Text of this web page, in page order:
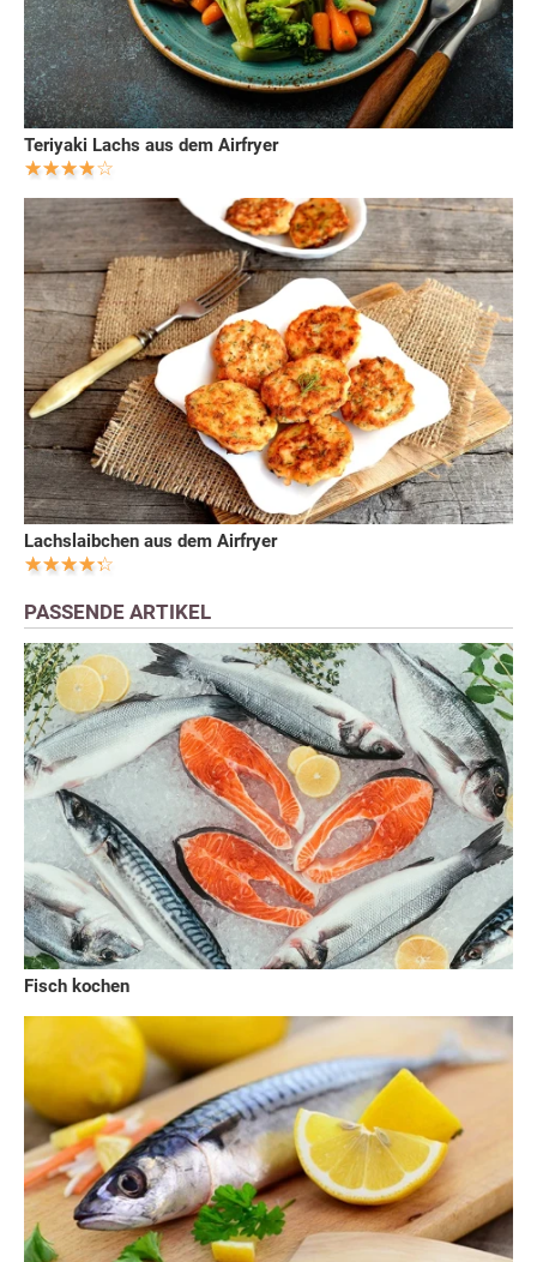
Teriyaki Lachs aus dem Airfryer
Lachslaibchen aus dem Airfryer
PASSENDE ARTIKEL
Fisch kochen